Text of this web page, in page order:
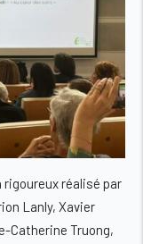
rigoureux réalisé par
Lanly, Xavier
Catherine Truong,